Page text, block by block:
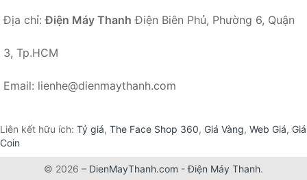
Địa chỉ:Điện Máy Thanh Điện Biên Phủ, Phường 6, Quận
3, Tp.HCM
Email: lienhe@dienmaythanh.com
Liên kết hữu ích: Tỷ giá, The Face Shop 360, Giá Vàng, Web Giá, Giá
Coin
© 2026 – DienMayThanh.com -Điện Máy Thanh.